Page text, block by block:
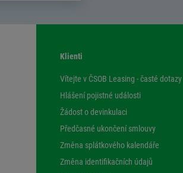
Klienti
Vítejte v ČSOB Leasing - časté dotazy
Hlášení pojistné události
Žádost o devinkulaci
Předčasné ukončení smlouvy
Změna splátkového kalendáře
Změna identifikačních údajů